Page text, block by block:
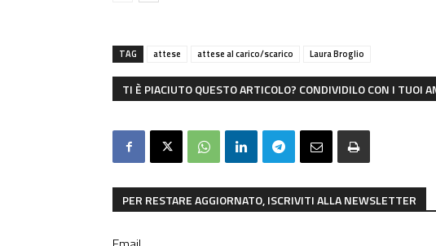
TAG attese attese al carico/scarico Laura Broglio
TI È PIACIUTO QUESTO ARTICOLO? CONDIVIDILO CON I TUOI
PER RESTARE AGGIORNATO, ISCRIVITI ALLA NEWSLETTER